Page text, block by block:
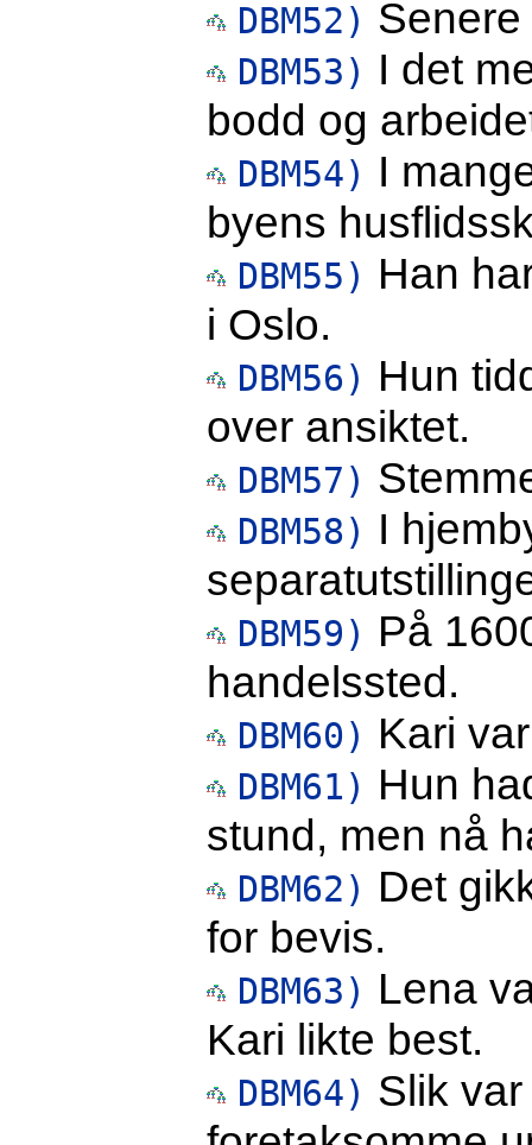
DBM52)
DBM53) I det
bodd og
DBM54) I
byens
DBM55) Han
i Oslo.
DBM56) Hun
over ansiktet.
DBM57)
DBM58) I
DBM59) På
handelssted.
DBM60) Kari
DBM61) Hun
stund, men nå
DBM62) Det
for bevis.
DBM63) Lena
Kari likte best.
DBM64) Slik